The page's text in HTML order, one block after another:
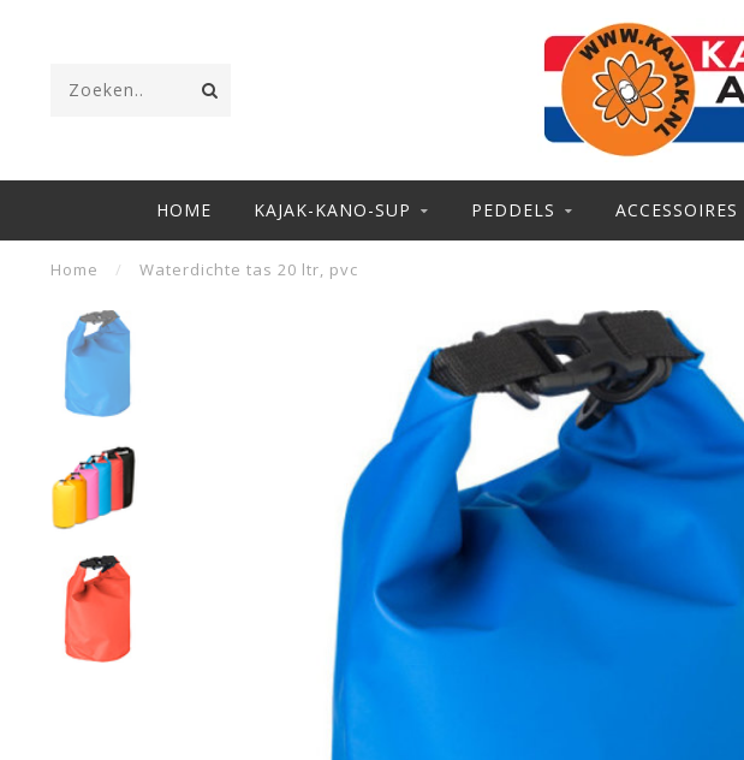
HOME KAJAK-KANO-SUP PEDDELS ACCESSOIRES
Home / Waterdichte tas 20 ltr, pvc